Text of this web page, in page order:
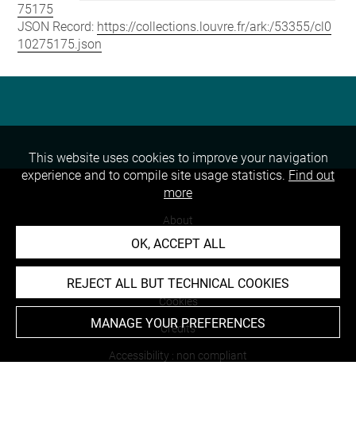
75175
JSON Record: https://collections.louvre.fr/ark:/53355/cl0
10275175.json
About
Contact Us
Cookies
Credits
Accessibility : non compliant
This website uses cookies to improve your navigation
experience and to compile site usage statistics. Find out
more
OK, ACCEPT ALL
REJECT ALL BUT TECHNICAL COOKIES
MANAGE YOUR PREFERENCES